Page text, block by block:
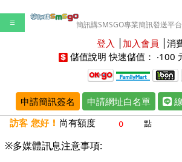
☰ 簡訊購SMSGO專業簡訊發送平
登入 加入會員 消
儲值說明 快速儲值： ‧100
申請簡訊簽名 申請網址白名單
訪客 您好 ! 尚有額度 點
※多媒體訊息注意事項: